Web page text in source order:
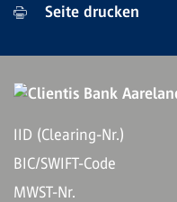
Seite drucken
IID (Clearing-Nr.)
BIC/SWIFT-Code
MWST-Nr.